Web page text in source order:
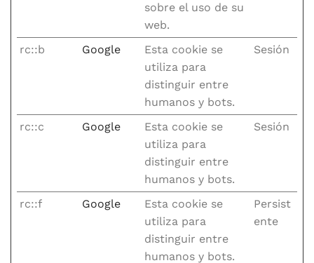
sobre el uso de su
web.
rc::b Google
Esta cookie se
utiliza para
distinguir entre
humanos y bots.
Sesión
rc::c Google
Esta cookie se
utiliza para
distinguir entre
humanos y bots.
Sesión
rc::f Google
Esta cookie se
utiliza para
distinguir entre
humanos y bots.
Persist
ente